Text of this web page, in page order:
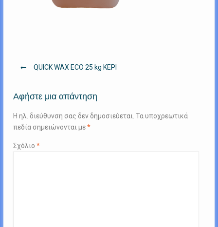
Πλοήγηση
QUICK WAX ECO 25 kg ΚΕΡΙ
Αφήστε μια απάντηση
Η ηλ. διεύθυνση σας δεν δημοσιεύεται. Τα υποχρεωτικά
πεδία σημειώνονται με*
Σχόλιο *